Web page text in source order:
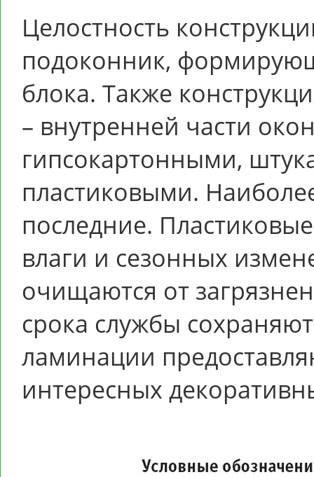
Целостность
подоконник,
блока. Также
– внутренней части
гипсокартонными,
пластиковыми.
последние.
влаги и сезонных
очищаются от
срока службы
ламинации
интересных